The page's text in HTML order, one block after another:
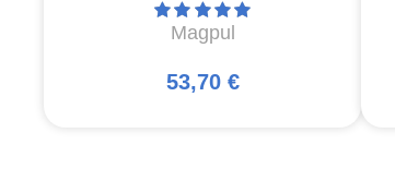
Magpul
53,70 €